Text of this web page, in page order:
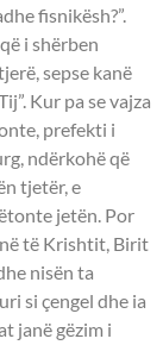
fisnikësh?”.
i shërben
sepse kanë
Kur pa se vajza
prefekti i
ndërkohë që
tjetër, e
jetën. Por
të Krishtit, Birit
nisën ta
si çengel dhe ia
janë gëzim i